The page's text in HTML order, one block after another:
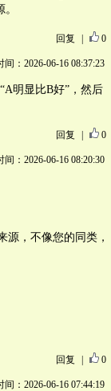
回复 0
间：2026-06-16 08:37:23
明显比B好”，然后
回复 0
间：2026-06-16 08:20:30
源，不像您的同类，
回复 0
间：2026-06-16 07:44:19